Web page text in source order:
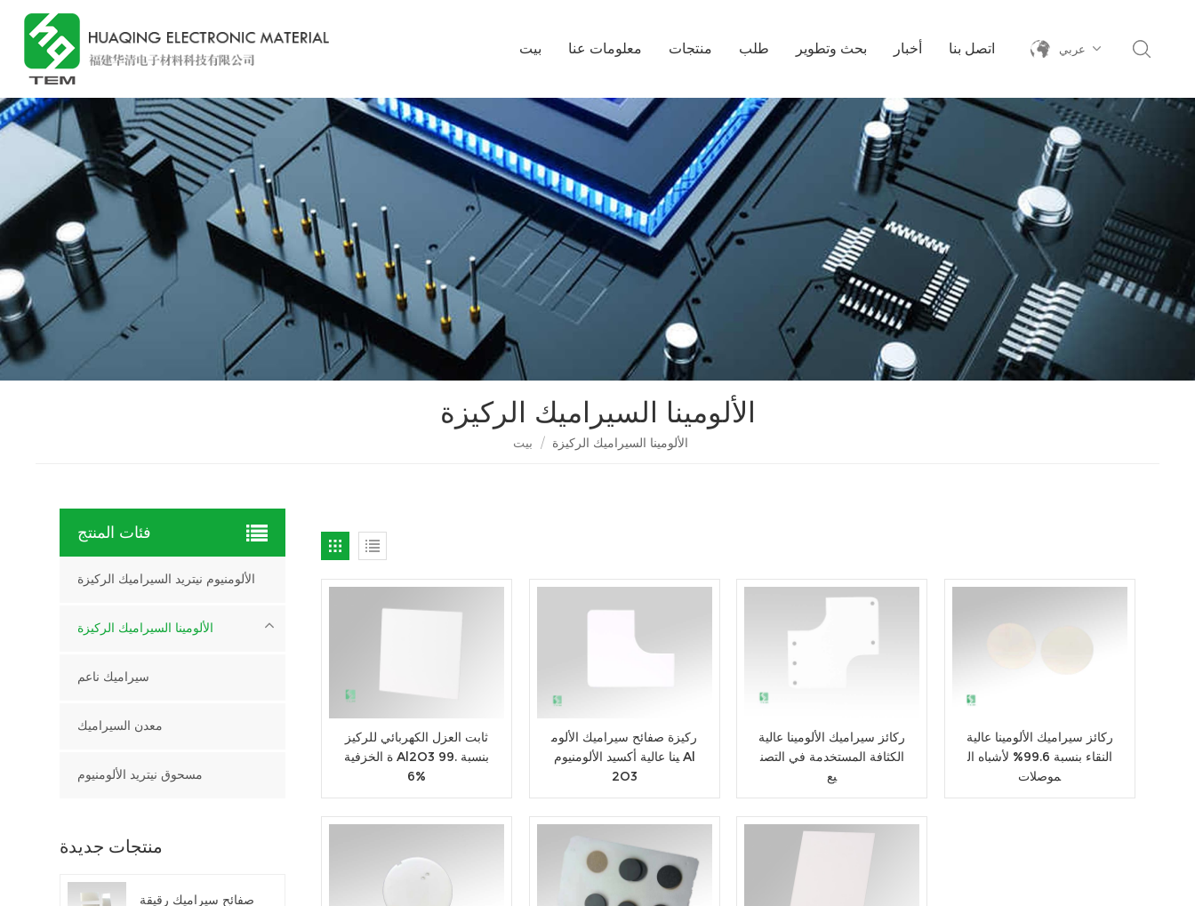
بيت معلومات عنا منتجات طلب بحث وتطوير أخبار اتصل بنا عربي
الألومينا السيراميك الركيزة
بيت / الألومينا السيراميك الركيزة
ثابت العزل الكهربائي للركيز
ة الخزفية Al2O3 بنسبة 99.
6%
ركيزة صفائح سيراميك الألوم
ينا عالية أكسيد الألومنيوم Al
2O3
ركائز سيراميك الألومينا عالية
الكثافة المستخدمة في التصن
يع
ركائز سيراميك الألومينا عالية
النقاء بنسبة 99.6% لأشباه ال
موصلات
فئات المنتج
الألومنيوم نيتريد السيراميك الركيزة
الألومينا السيراميك الركيزة
سيراميك ناعم
معدن السيراميك
مسحوق نيتريد الألومنيوم
منتجات جديدة
صفائح سيراميك رقيقة